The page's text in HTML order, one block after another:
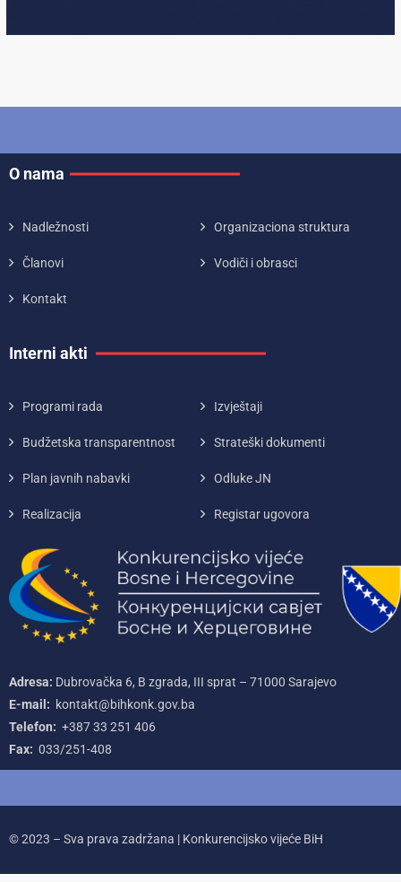
O nama
Nadležnosti Organizaciona struktura
Članovi Vodiči i obrasci
Kontakt
Interni akti
Programi rada Izvještaji
Budžetska transparentnost Strateški dokumenti
Plan javnih nabavki Odluke JN
Realizacija Registar ugovora
Adresa: Dubrovačka 6, B zgrada, III sprat – 71000‌ Sarajevo
E-mail: kontakt@bihkonk.gov.ba
Telefon: +387‌ 33‌ 251‌ 406
Fax: 033/251-408
© 2023 – Sva prava zadržana | Konkurencijsko vijeće BiH